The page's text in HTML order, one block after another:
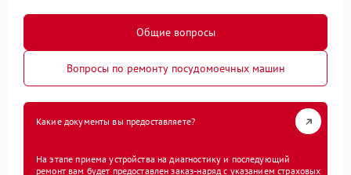
Общие вопросы
Вопросы по ремонту посудомоечных машин
Какие документы вы предоставляете?
На этапе приема устройства на диагностику и последующий
ремонт вам будет предоставлен заказ-наряд с указанием страховых